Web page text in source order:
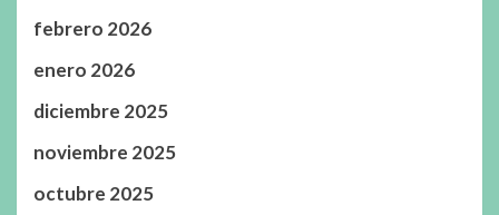
febrero 2026
enero 2026
diciembre 2025
noviembre 2025
octubre 2025